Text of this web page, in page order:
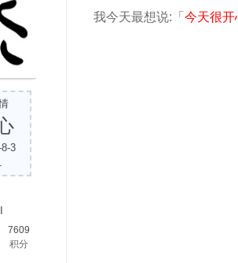
3
7609
积分
我今天最想说:「 今天很开